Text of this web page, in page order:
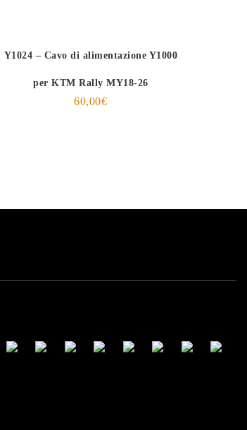
Y1024 – Cavo di alimentazione Y1000
per KTM Rally MY18-26
60,00€